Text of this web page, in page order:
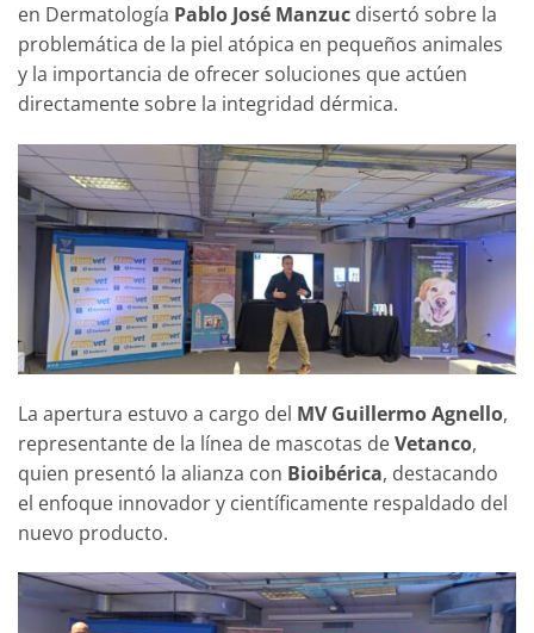
en Dermatología Pablo José Manzuc disertó sobre la
problemática de la piel atópica en pequeños animales
y la importancia de ofrecer soluciones que actúen
directamente sobre la integridad dérmica.
La apertura estuvo a cargo del MV Guillermo Agnello,
representante de la línea de mascotas deVetanco,
quien presentó la alianza con Bioibérica, destacando
el enfoque innovador y científicamente respaldado del
nuevo producto.